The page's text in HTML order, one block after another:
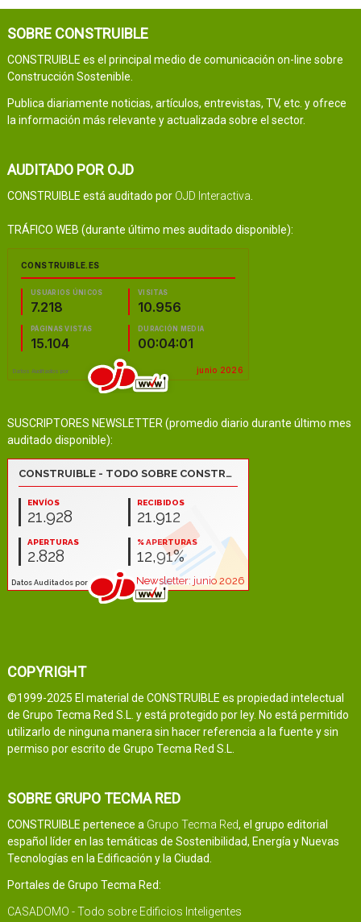
SOBRE CONSTRUIBLE
CONSTRUIBLE es el principal medio de comunicación on-line sobre
Construcción Sostenible.
Publica diariamente noticias, artículos, entrevistas, TV, etc. y ofrece
la información más relevante y actualizada sobre el sector.
AUDITADO POR OJD
CONSTRUIBLE está auditado por OJD Interactiva.
TRÁFICO WEB (durante último mes auditado disponible):
SUSCRIPTORES NEWSLETTER (promedio diario durante último mes
auditado disponible):
COPYRIGHT
©1999-2025 El material de CONSTRUIBLE es propiedad intelectual
de Grupo Tecma Red S.L. y está protegido por ley. No está permitido
utilizarlo de ninguna manera sin hacer referencia a la fuente y sin
permiso por escrito de Grupo Tecma Red S.L.
SOBRE GRUPO TECMA RED
CONSTRUIBLE pertenece a Grupo Tecma Red, el grupo editorial
español líder en las temáticas de Sostenibilidad, Energía y Nuevas
Tecnologías en la Edificación y la Ciudad.
Portales de Grupo Tecma Red:
CASADOMO - Todo sobre Edificios Inteligentes